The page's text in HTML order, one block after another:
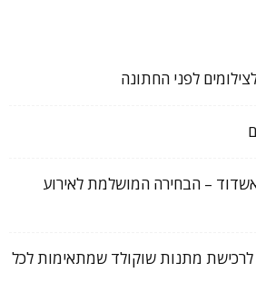
לפני החתונה
– הבחירה המושלמת לאירוע
מתנות שוקולד שמתאימות לכל